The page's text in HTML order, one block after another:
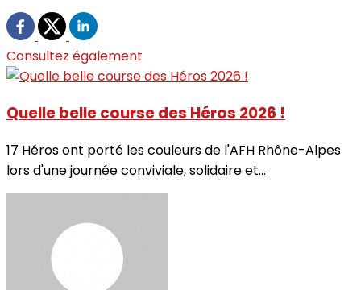
Consultez également
Quelle belle course des Héros 2026 !
17 Héros ont porté les couleurs de l'AFH Rhône-Alpes
lors d'une journée conviviale, solidaire et...